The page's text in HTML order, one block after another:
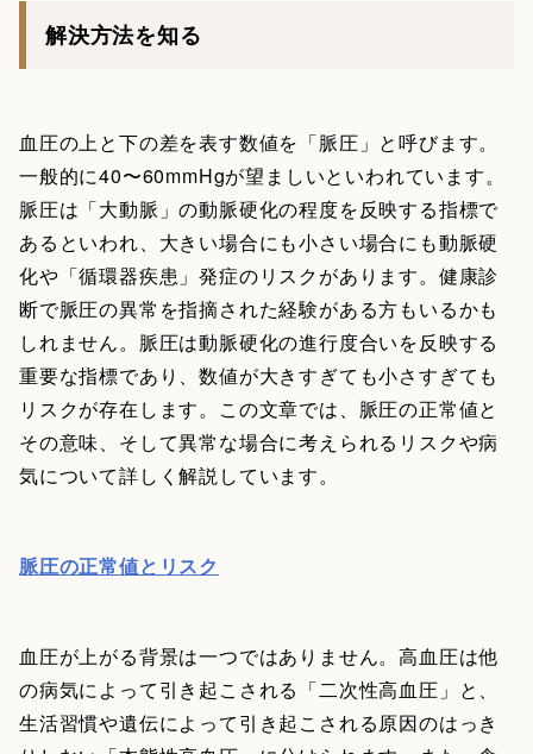
解決方法を知る
血圧の上と下の差を表す数値を「脈圧」と呼びます。
一般的に40〜60mmHgが望ましいといわれています。
脈圧は「大動脈」の動脈硬化の程度を反映する指標で
あるといわれ、大きい場合にも小さい場合にも動脈硬
化や「循環器疾患」発症のリスクがあります。健康診
断で脈圧の異常を指摘された経験がある方もいるかも
しれません。脈圧は動脈硬化の進行度合いを反映する
重要な指標であり、数値が大きすぎても小さすぎても
リスクが存在します。この文章では、脈圧の正常値と
その意味、そして異常な場合に考えられるリスクや病
気について詳しく解説しています。
脈圧の正常値とリスク
血圧が上がる背景は一つではありません。高血圧は他
の病気によって引き起こされる「二次性高血圧」と、
生活習慣や遺伝によって引き起こされる原因のはっき